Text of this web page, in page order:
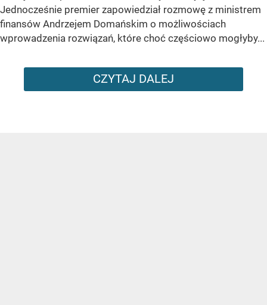
Jednocześnie premier zapowiedział rozmowę z ministrem
finansów Andrzejem Domańskim o możliwościach
wprowadzenia rozwiązań, które choć częściowo mogłyby...
CZYTAJ DALEJ